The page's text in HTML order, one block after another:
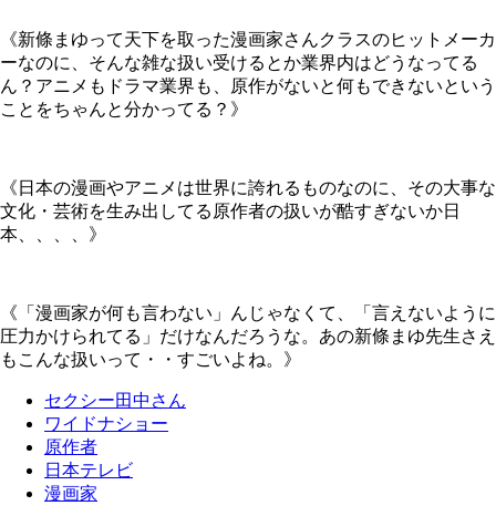
《新條まゆって天下を取った漫画家さんクラスのヒットメーカ
ーなのに、そんな雑な扱い受けるとか業界内はどうなってる
ん？アニメもドラマ業界も、原作がないと何もできないという
ことをちゃんと分かってる？》
《日本の漫画やアニメは世界に誇れるものなのに、その大事な
文化・芸術を生み出してる原作者の扱いが酷すぎないか日
本、、、、》
《「漫画家が何も言わない」んじゃなくて、「言えないように
圧力かけられてる」だけなんだろうな。あの新條まゆ先生さえ
もこんな扱いって・・すごいよね。》
セクシー田中さん
ワイドナショー
原作者
日本テレビ
漫画家